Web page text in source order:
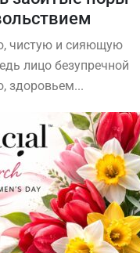
чистую и сияющую
лицо безупречной
здоровьем...